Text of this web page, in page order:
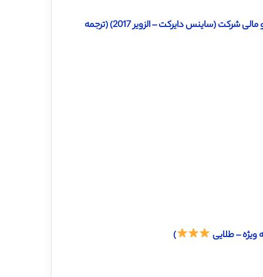
دانلود ترجمه مقاله مدل MCDM یکپارچه برای بهبود عملکرد عملیاتی و مالی شرکت (ساینس دایرکت – الزویر 2017) (ترجمه
)